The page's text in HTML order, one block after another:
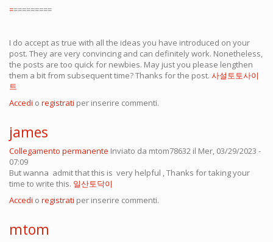
==========
I do accept as true with all the ideas you have introduced on your
post. They are very convincing and can definitely work. Nonetheless,
the posts are too quick for newbies. May just you please lengthen
them a bit from subsequent time? Thanks for the post. 사설토토사이
트
Accedi o registrati per inserire commenti.
james
Collegamento permanente Inviato da mtom78632 il Mer, 03/29/2023 -
07:09
But wanna admit that this is very helpful , Thanks for taking your
time to write this. 일산토닥이
Accedi o registrati per inserire commenti.
mtom